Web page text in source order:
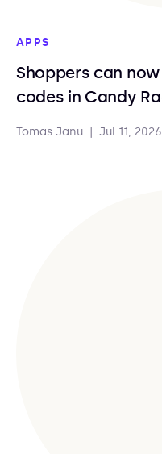
APPS
Shoppers can
codes in Candy
Tomas Janu Jul 11, 2026